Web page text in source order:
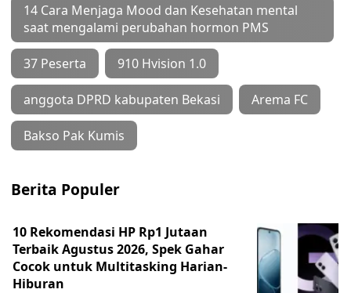
14 Cara Menjaga Mood dan Kesehatan mental
saat mengalami perubahan hormon PMS
37 Peserta 910 Hvision 1.0
anggota DPRD kabupaten Bekasi Arema FC
Bakso Pak Kumis
Berita Populer
10 Rekomendasi HP Rp1 Jutaan
Terbaik Agustus 2026, Spek Gahar
Cocok untuk Multitasking Harian-
Hiburan